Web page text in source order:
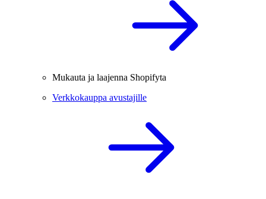
Mukauta ja laajenna Shopifyta
Verkkokauppa avustajille